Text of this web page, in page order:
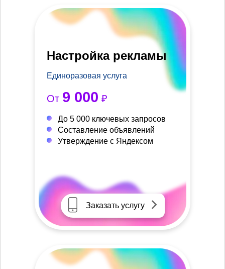
Настройка рекламы
Единоразовая услуга
От 9 000 ₽
До 5 000 ключевых запросов
Составление объявлений
Утверждение с Яндексом
Заказать услугу